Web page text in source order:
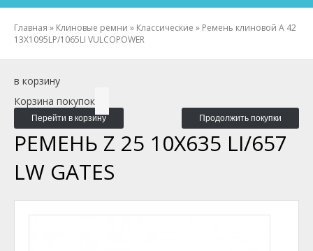
Главная » Клиновые ремни » Классические » Ремень клиновой A 42
13X1095LP/1065LI VULCOPOWER
в корзину
Корзина покупок
Перейти в корзину Продолжить покупки
РЕМЕНЬ Z 25 10X635 LI/657
LW GATES